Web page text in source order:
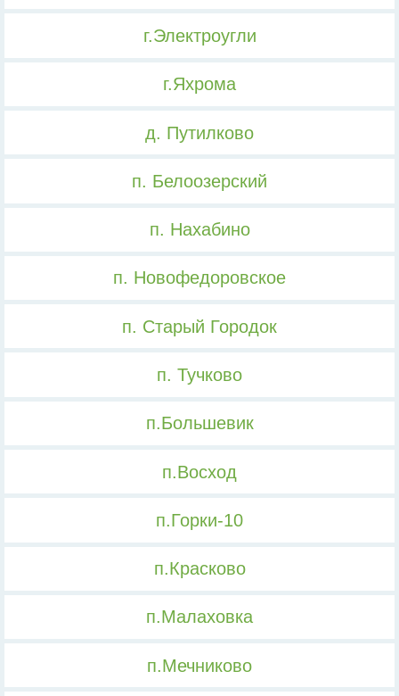
г.Электроугли
г.Яхрома
д. Путилково
п. Белоозерский
п. Нахабино
п. Новофедоровское
п. Старый Городок
п. Тучково
п.Большевик
п.Восход
п.Горки-10
п.Красково
п.Малаховка
п.Мечниково